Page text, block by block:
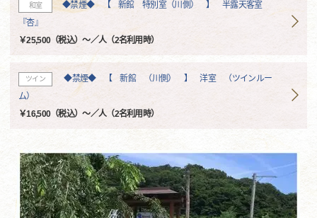
和室
◆禁煙◆ 【 新館 特別室（川側） 】 半露天客室
『杏』
￥25,500（税込）～／人（2名利用時）
ツイン
◆禁煙◆ 【 新館 （川側） 】 洋室 （ツインルー
ム）
￥16,500（税込）～／人（2名利用時）